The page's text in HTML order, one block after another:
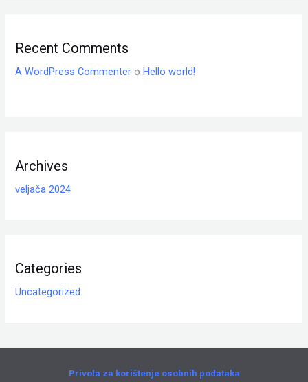
Recent Comments
A WordPress Commenter oHello world!
Archives
veljača 2024
Categories
Uncategorized
Privola za korištenje osobnih podataka